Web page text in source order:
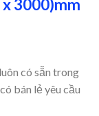
3000)mm
có sẵn trong
bán lẻ yêu cầu